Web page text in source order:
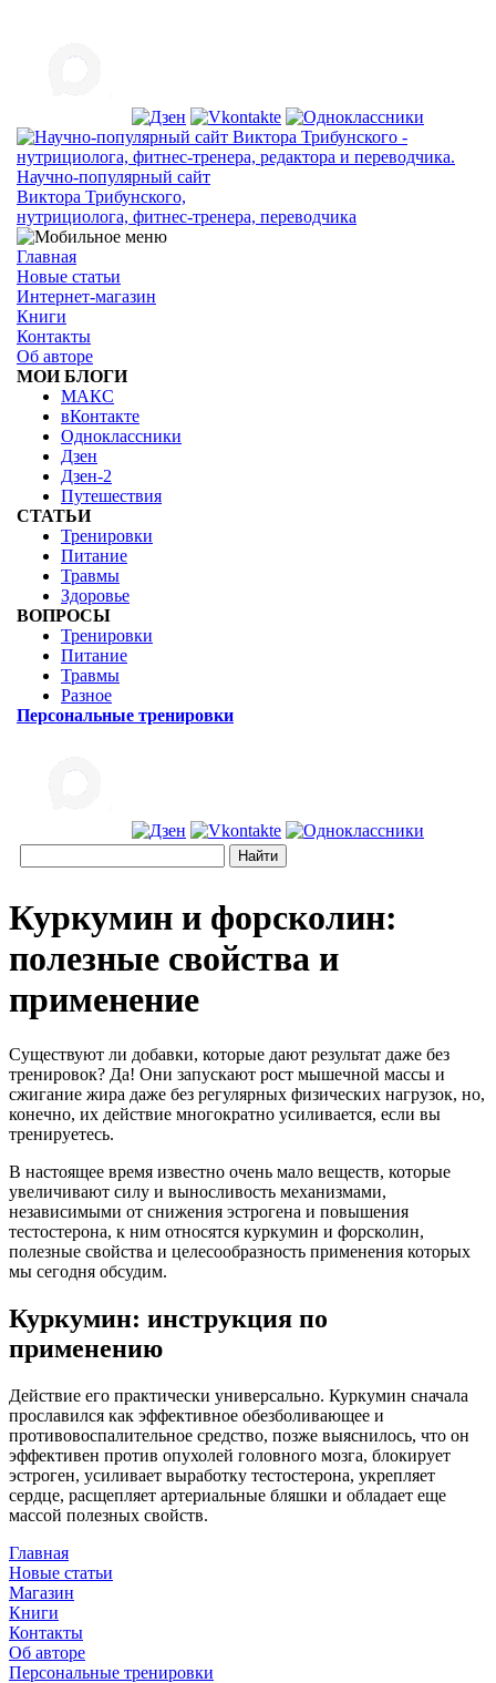
Научно-популярный сайт
Виктора Трибунского,
нутрициолога, фитнес-тренера, переводчика
Главная
Новые статьи
Интернет-магазин
Книги
Контакты
Об авторе
МОИ БЛОГИ
МАКС
вКонтакте
Одноклассники
Дзен
Дзен-2
Путешествия
СТАТЬИ
Тренировки
Питание
Травмы
Здоровье
ВОПРОСЫ
Тренировки
Питание
Травмы
Разное
Персональные тренировки
Куркумин и форсколин:
полезные свойства и
применение
Существуют ли добавки, которые дают результат даже без
тренировок? Да! Они запускают рост мышечной массы и
сжигание жира даже без регулярных физических нагрузок, но,
конечно, их действие многократно усиливается, если вы
тренируетесь.
В настоящее время известно очень мало веществ, которые
увеличивают силу и выносливость механизмами,
независимыми от снижения эстрогена и повышения
тестостерона, к ним относятся куркумин и форсколин,
полезные свойства и целесообразность применения которых
мы сегодня обсудим.
Куркумин: инструкция по
применению
Действие его практически универсально. Куркумин сначала
прославился как эффективное обезболивающее и
противовоспалительное средство, позже выяснилось, что он
эффективен против опухолей головного мозга, блокирует
эстроген, усиливает выработку тестостерона, укрепляет
сердце, расщепляет артериальные бляшки и обладает еще
массой полезных свойств.
Главная
Новые статьи
Магазин
Книги
Контакты
Об авторе
Персональные тренировки